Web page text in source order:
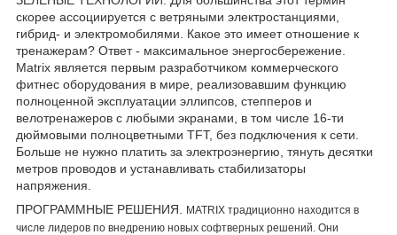
скорее ассоциируется с ветряными электростанциями,
гибрид- и электромобилями. Какое это имеет отношение к
тренажерам? Ответ - максимальное энергосбережение.
Matrix является первым разработчиком коммерческого
фитнес оборудования в мире, реализовавшим функцию
полноценной эксплуатации эллипсов, степперов и
велотренажеров с любыми экранами, в том числе 16-ти
дюймовыми полноцветными TFT, без подключения к сети.
Больше не нужно платить за электроэнергию, тянуть десятки
метров проводов и устанавливать стабилизаторы
напряжения.
ПРОГРАММНЫЕ РЕШЕНИЯ.
MATRIX традиционно находится в
числе лидеров по внедрению новых софтверных решений. Они